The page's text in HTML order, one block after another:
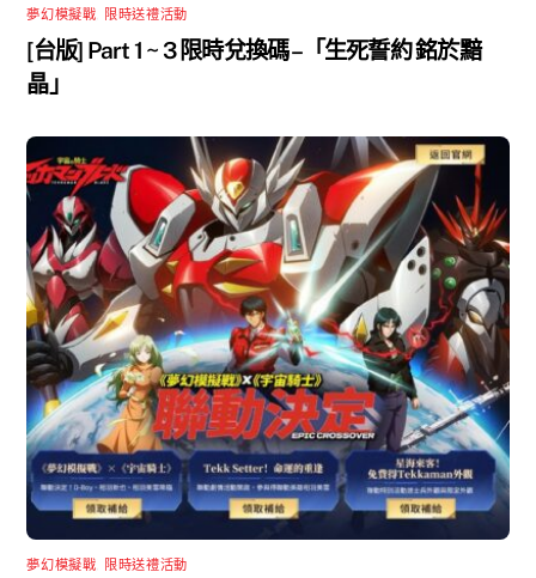
夢幻模擬戰 限時送禮活動
[台版] Part 1 ~ 3 限時兌換碼 –「生死誓約 銘於黯
晶」
夢幻模擬戰 限時送禮活動